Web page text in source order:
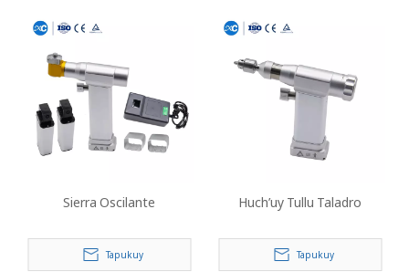
Sierra Oscilante
Tapukuy
Huch’uy Tullu Taladro
Tapukuy